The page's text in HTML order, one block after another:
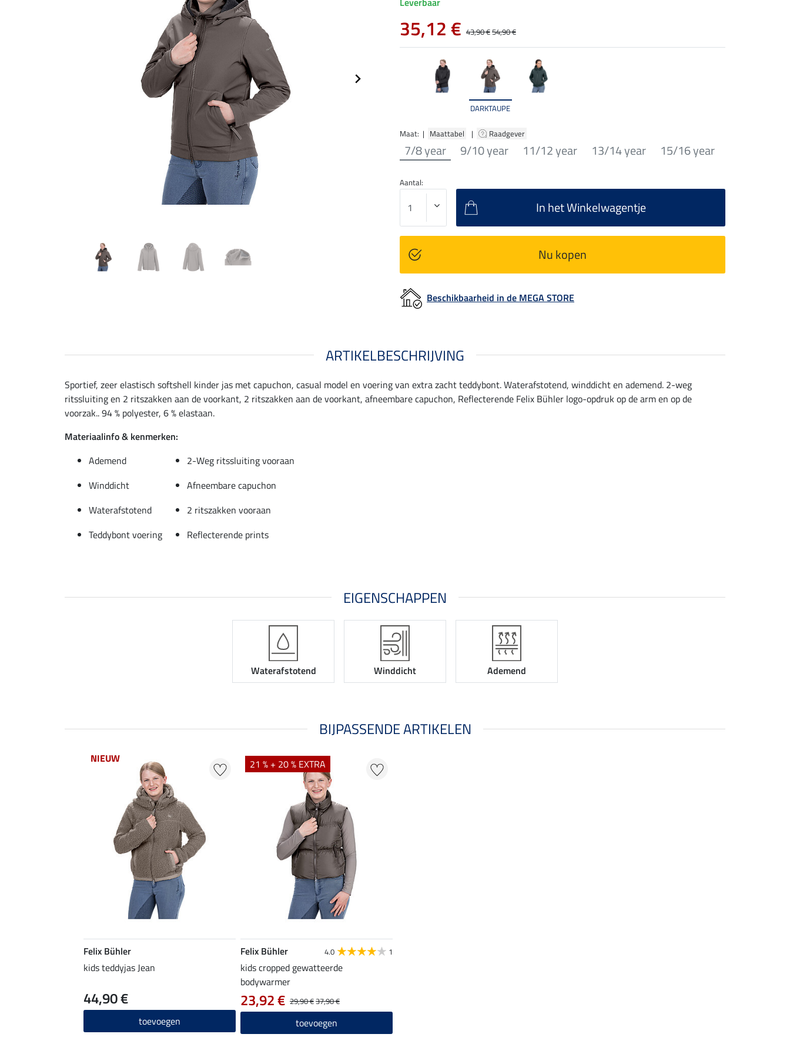
DARKTAUPE
Maat: | Maattabel | Raadgever
7/8 year 9/10 year 11/12 year 13/14 year 15/16 year
35,12 € 43,90 €54,90 €
Aantal:
In het Winkelwagentje
Nu kopen
Beschikbaarheid in de MEGA STORE
ARTIKELBESCHRIJVING
Sportief, zeer elastisch softshell kinder jas met capuchon, casual model en voering van extra zacht teddybont. Waterafstotend, winddicht en ademend. 2-weg
ritssluiting en 2 ritszakken aan de voorkant, 2 ritszakken aan de voorkant, afneembare capuchon, Reflecterende Felix Bühler logo-opdruk op de arm en op de
voorzak.. 94 % polyester, 6 % elastaan.
Materiaalinfo & kenmerken:
Ademend
2-Weg ritssluiting vooraan
Winddicht
Afneembare capuchon
Waterafstotend
2 ritszakken vooraan
Teddybont voering
Reflecterende prints
EIGENSCHAPPEN
Waterafstotend Winddicht Ademend
BIJPASSENDE ARTIKELEN
NIEUW
Felix Bühler
kids teddyjas Jean
44,90 €
toevoegen
21 % + 20 % EXTRA
Felix Bühler 4.0 1
kids cropped gewatteerde
bodywarmer
29,90 €37,90 €
23,92 €
toevoegen